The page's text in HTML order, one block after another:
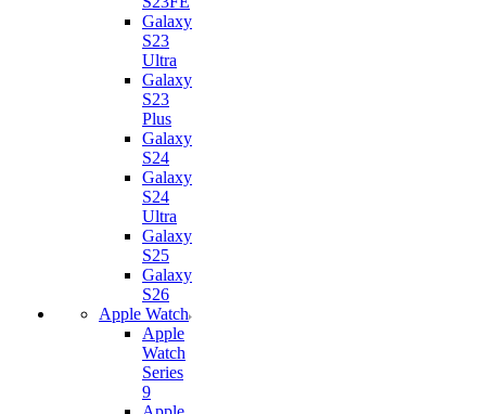
Galaxy
S23
Ultra
Galaxy
S23
Plus
Galaxy
S24
Galaxy
S24
Ultra
Galaxy
S25
Galaxy
S26
Apple Watch
Apple
Watch
Series
9